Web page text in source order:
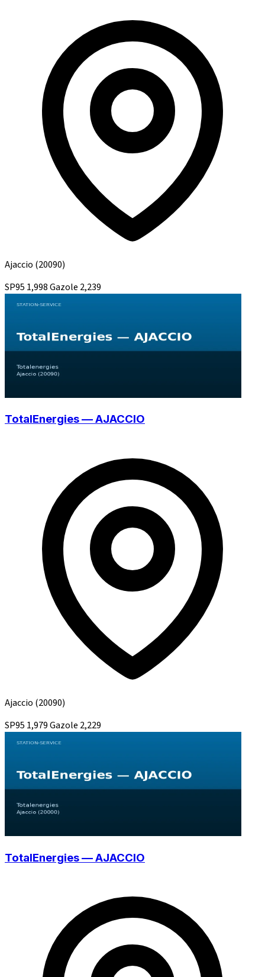
Ajaccio (20090)
SP95 1,998Gazole 2,239
TotalEnergies — AJACCIO
Ajaccio (20090)
SP95 1,979Gazole 2,229
TotalEnergies — AJACCIO